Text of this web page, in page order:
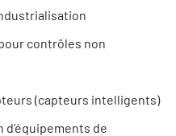
contrôles non
(capteurs intelligents)
de